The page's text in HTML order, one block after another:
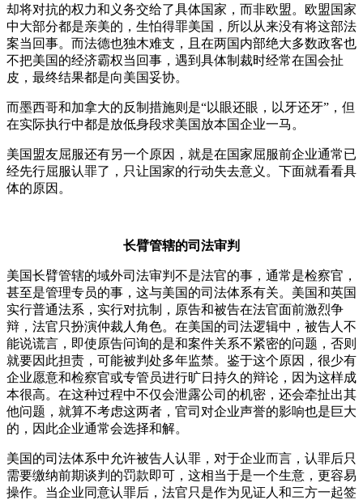
却将对抗的权力和义务交给了具体国家，而非欧盟。欧盟国家
中大部分都是亲美的，生怕得罪美国，所以从来没有将这部法
案当回事。而法德也独木难支，且在两国内部绝大多数政客也
不把美国的经济霸权当回事，遇到具体制裁时经常在国会扯
皮，最终结果都是向美国妥协。
而墨西哥和加拿大的反制措施则是“以眼还眼，以牙还牙”，但
在实际执行中都是放低身段求美国放本国企业一马。
美国盟友屈服还有另一个原因，就是在国家屈服前企业通常已
经先行屈服认罪了，只让国家的行动失去意义。下面就看看具
体的原因。
长臂管辖的司法审判
美国长臂管辖的域外司法审判不是法官的事，通常是检察官，
甚至是管理专员的事，这与美国的司法体系有关。美国和英国
实行普通法系，实行对抗制，原告和被告在法官面前激烈争
辩，法官只扮演仲裁人角色。在美国的司法逻辑中，被告人不
能说谎言，即使原告问询的是和案件关系不紧密的问题，否则
就要因此担责，可能被判处多年监禁。鉴于这个原因，很少有
企业愿意和检察官或专管员进行旷日持久的辩论，因为这样成
本很高。在这种过程中不仅会泄露公司的机密，还会牵扯出其
他问题，就算不考虑这两者，官司对企业声誉的影响也是巨大
的，因此企业通常会选择和解。
美国的司法体系中允许被告人认罪，对于企业而言，认罪后只
需要缴纳前期谈判的罚款即可，这相当于是一个生意，更容易
操作。当企业同意认罪后，法官只是作为见证人和三方一起签